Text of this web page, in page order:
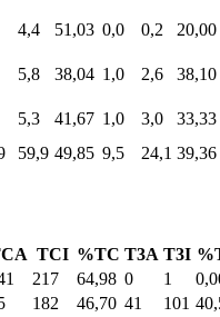
4,4 51,03 0,0 0,2
20,00
5,8 38,04 1,0 2,6
38,10
5,3 41,67 1,0 3,0
33,33
59,9 49,85 9,5 24,1 39,36
TCI %TC T3A T3I
217 64,98 0 1
182 46,70 41 101